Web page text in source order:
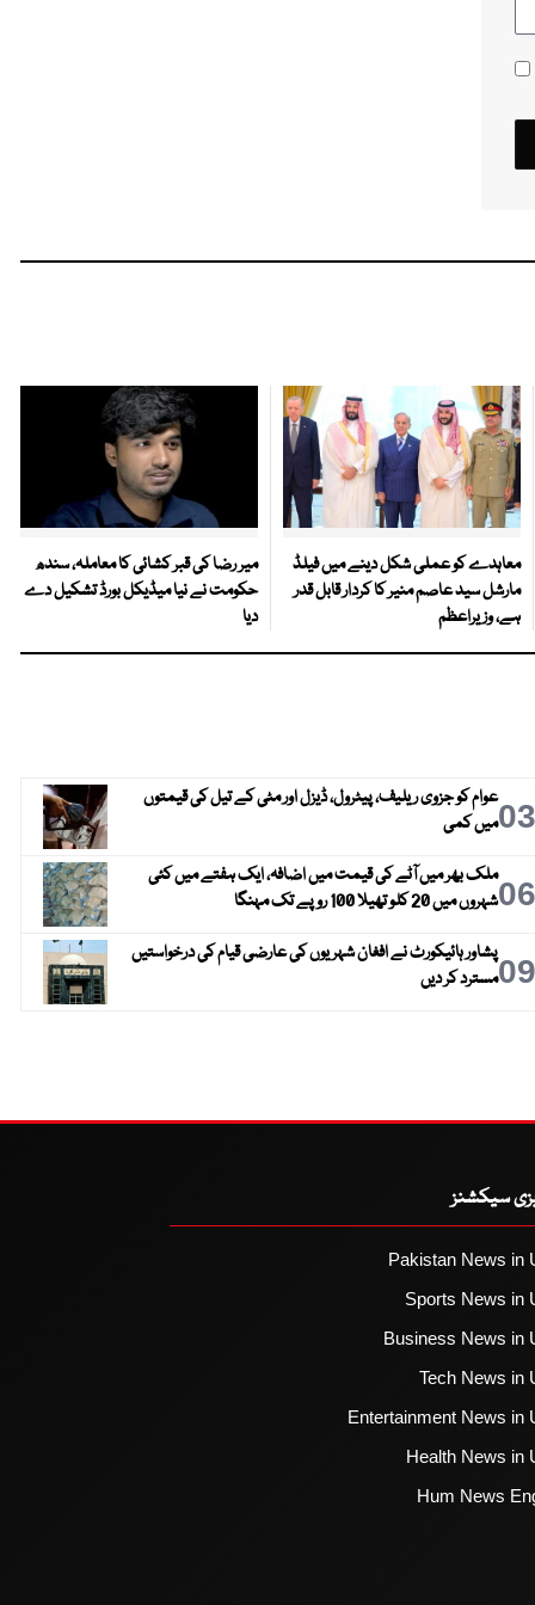
معاہدے کو عملی شکل دینے میں فیلڈ
مارشل سید عاصم منیر کا کردار قابل قدر
ہے، وزیراعظم
میر رضا کی قبر کشائی کا معاملہ، سندھ
حکومت نے نیا میڈیکل بورڈ تشکیل دے
دیا
03عوام کو جزوی ریلیف، پیٹرول، ڈیزل اور مٹی کے تیل کی قیمتوں
میں کمی
06ملک بھر میں آٹے کی قیمت میں اضافہ، ایک ہفتے میں کئی
شہروں میں 20 کلو تھیلا 100 روپے تک مہنگا
09پشاور ہائیکورٹ نے افغان شہریوں کی عارضی قیام کی درخواستیں
مسترد کر دیں
سیکشنز
Pakistan News in
Sports News in
Business News in
Tech News in
Entertainment News in
Health News in
Hum News